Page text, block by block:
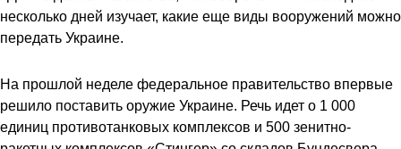
несколько дней изучает, какие еще виды вооружений можно
передать Украине.
На прошлой неделе федеральное правительство впервые
решило поставить оружие Украине. Речь идет о 1 000
единиц противотанковых комплексов и 500 зенитно-